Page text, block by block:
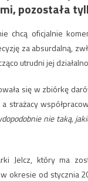
pozostała
chcą oficjalnie
za absurdalną,
utrudni jej
się w zbiórkę
nie taką,
Jelcz, który ma
okresie od stycznia